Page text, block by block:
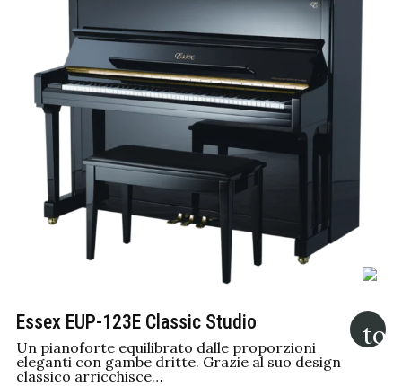
Essex EUP-123E Classic Studio
Un pianoforte equilibrato dalle proporzioni
eleganti con gambe dritte. Grazie al suo design
classico arricchisce…